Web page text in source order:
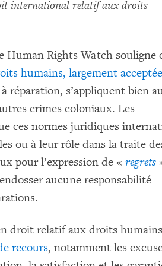
international relatif aux droits
Human Rights Watch souligne
humains, largement
s’appliquent bien
crimes coloniaux. Les
ces normes juridiques
ou à leur rôle dans la traite
pour l’expression de « regrets
aucune responsabilité
droit relatif aux droits
recours, notamment les